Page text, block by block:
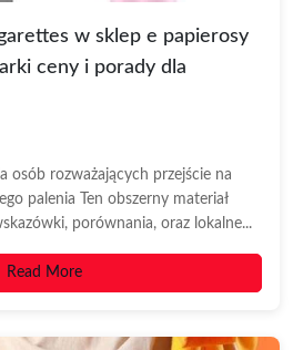
w sklep e papierosy
ceny i porady dla
osób rozważających przejście na
palenia Ten obszerny materiał
porównania, oraz lokalne...
Read More